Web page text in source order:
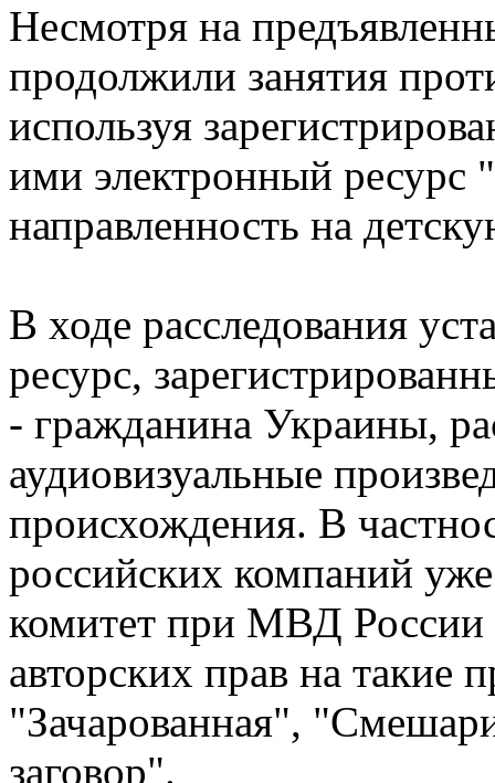
Несмотря на
продолжили занятия
используя
ими электронный
направленность на
В ходе расследования
ресурс,
- гражданина Украины,
аудиовизуальные
происхождения. В
российских компаний
комитет при МВД России
авторских прав на такие
"Зачарованная",
заговор".